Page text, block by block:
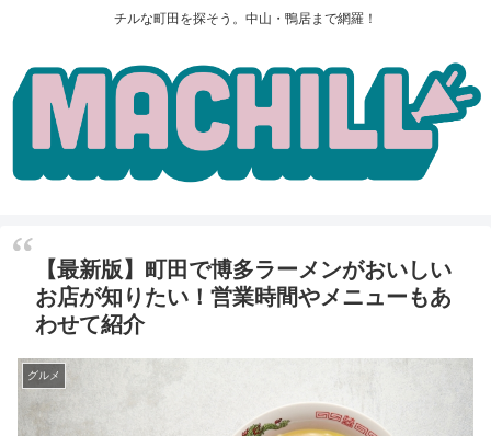
チルな町田を探そう。中山・鴨居まで網羅！
【最新版】町田で博多ラーメンがおいしい
お店が知りたい！営業時間やメニューもあ
わせて紹介
グルメ